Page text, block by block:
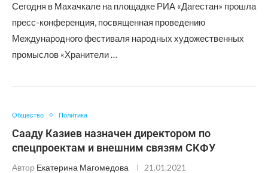
Сегодня в Махачкале на площадке РИА «Дагестан» прошла
пресс-конференция, посвященная проведению
Международного фестиваля народных художественных
промыслов «Хранители …
Общество Политика
Сааду Казиев назначен директором по
спецпроектам и внешним связям СКФУ
Автор Екатерина Магомедова 21.01.2021